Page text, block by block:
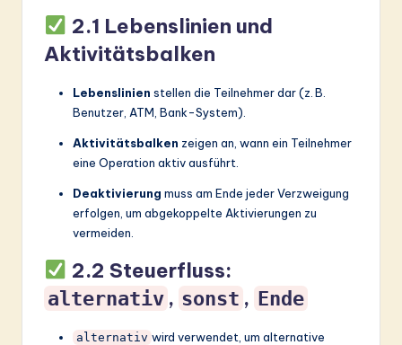
2.1 Lebenslinien und
Aktivitätsbalken
Lebenslinien stellen die Teilnehmer dar (z. B.
Benutzer, ATM, Bank-System).
Aktivitätsbalken zeigen an, wann ein Teilnehmer
eine Operation aktiv ausführt.
Deaktivierung muss am Ende jeder Verzweigung
erfolgen, um abgekoppelte Aktivierungen zu
vermeiden.
2.2 Steuerfluss:
alternativ , sonst , Ende
alternativ wird verwendet, um alternative